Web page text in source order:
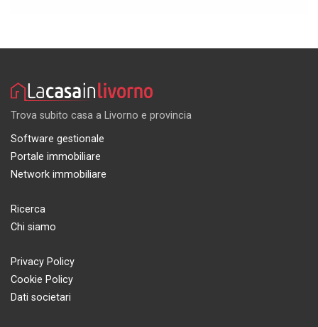
Trova subito casa a Livorno e provincia
Software gestionale
Portale immobiliare
Network immobiliare
Ricerca
Chi siamo
Privacy Policy
Cookie Policy
Dati societari